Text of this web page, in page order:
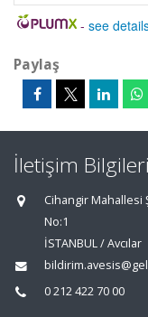
- see
Paylaş
İletişim Bilgileri
Cihangir Mahallesi
No:1
İSTANBUL / Avcılar
0 212 422 70 00